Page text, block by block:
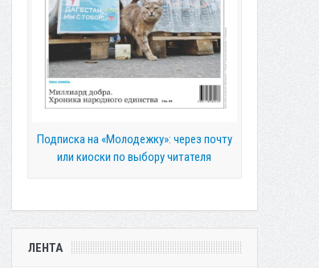
Подписка на «Молодежку»: через почту
или киоски по выбору читателя
ЛЕНТА